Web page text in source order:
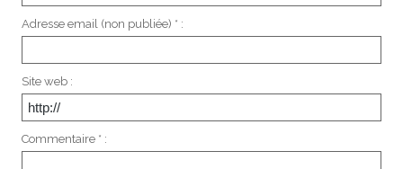
Adresse email (non publiée) * :
Site web :
Commentaire * :